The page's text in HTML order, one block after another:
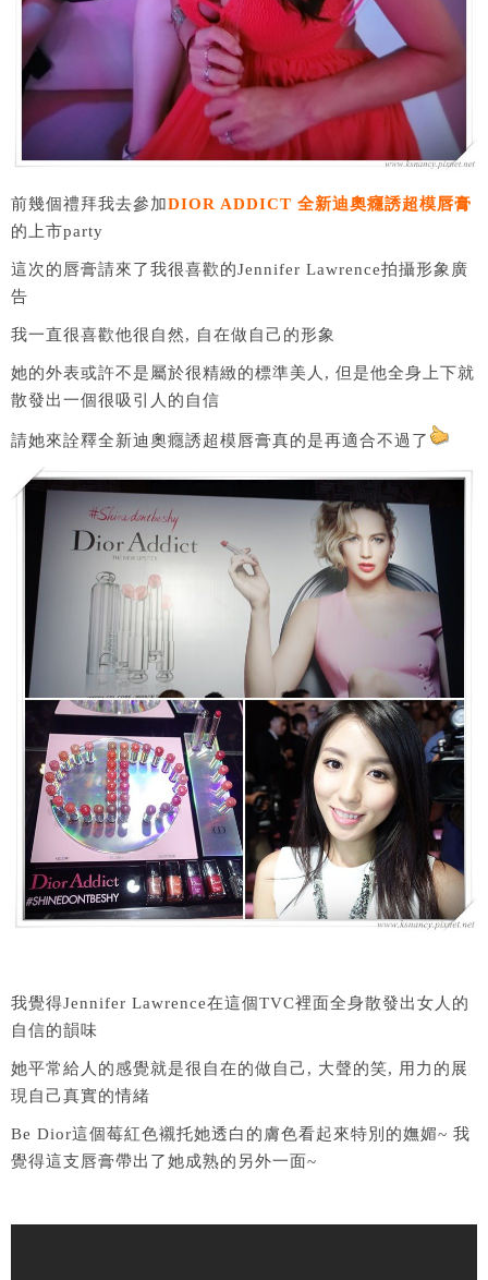
前幾個禮拜我去參加DIOR ADDICT 全新迪奧癮誘超模唇膏
的上市party
這次的唇膏請來了我很喜歡的Jennifer Lawrence拍攝形象廣
告
我一直很喜歡他很自然, 自在做自己的形象
她的外表或許不是屬於很精緻的標準美人, 但是他全身上下就
散發出一個很吸引人的自信
請她來詮釋全新迪奧癮誘超模唇膏真的是再適合不過了
我覺得Jennifer Lawrence在這個TVC裡面全身散發出女人的
自信的韻味
她平常給人的感覺就是很自在的做自己, 大聲的笑, 用力的展
現自己真實的情緒
Be Dior這個莓紅色襯托她透白的膚色看起來特別的嫵媚~ 我
覺得這支唇膏帶出了她成熟的另外一面~